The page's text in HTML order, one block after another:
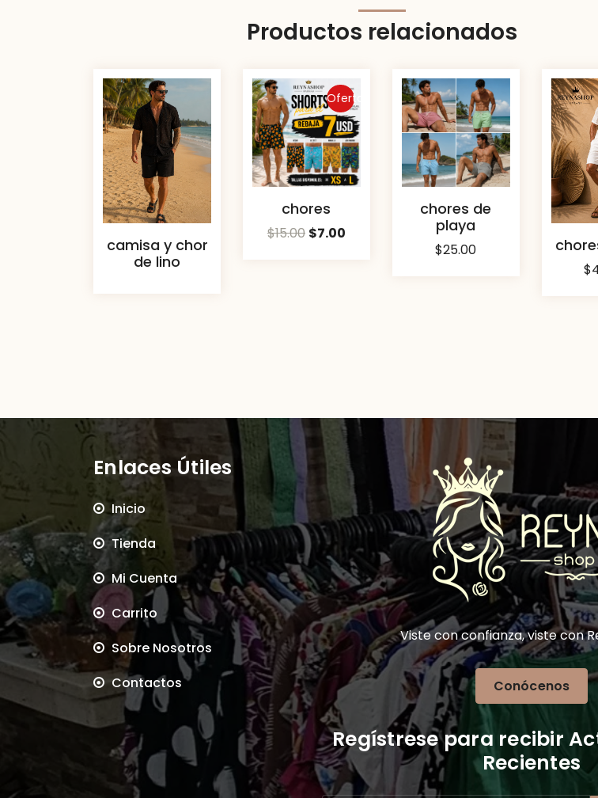
Productos relacionados
camisa y chor
de lino
Oferta
chores
$15.00 $7.00
chores de
playa
$25.00
$
Enlaces Útiles
Inicio
Tienda
Mi Cuenta
Carrito
Sobre Nosotros
Contactos
Viste con confianza, viste con
Conócenos
Regístrese para recibir
Recientes